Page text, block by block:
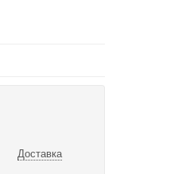
Доставка